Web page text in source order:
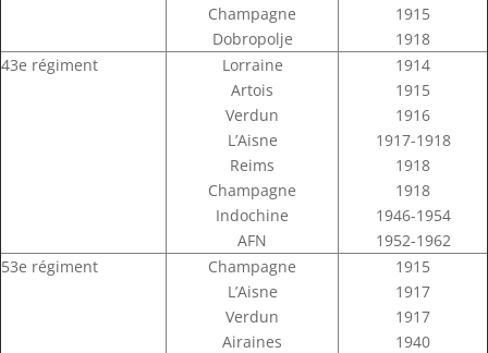
Champagne
Dobropolje
1915
1918
43e régiment
Lorraine
Artois
Verdun
L’Aisne
Reims
Champagne
Indochine
AFN
1914
1915
1916
1917-1918
1918
1918
1946-1954
1952-1962
53e régiment
Champagne
L’Aisne
Verdun
Airaines
1915
1917
1917
1940